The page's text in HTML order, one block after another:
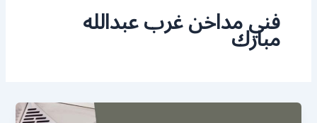
فني مداخن غرب عبدالله
مبارك